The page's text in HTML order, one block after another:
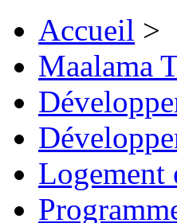
Accueil >
Maalama
Logement